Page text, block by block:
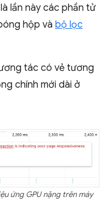
lần này các phần tử
hộp và bộ lọc
tác có vẻ tương
chính mới dài ở
ứng GPU nặng trên máy